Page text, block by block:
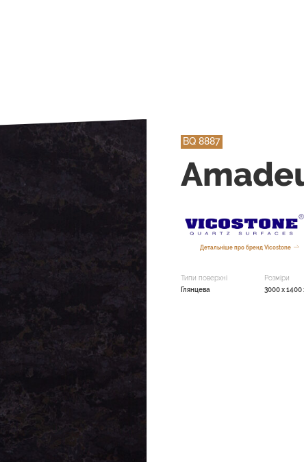
BQ 8887
Детальніше про бренд Vicostone
Типи поверхні
Глянцева
Розміри
3000 x 1400